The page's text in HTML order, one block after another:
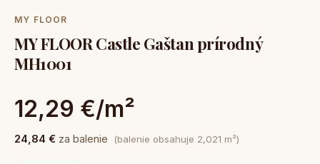
MY FLOOR
MY FLOOR Castle Gaštan prírodný
MH1001
12,29 €/m²
24,84 € za balenie (balenie obsahuje 2,021 m²)